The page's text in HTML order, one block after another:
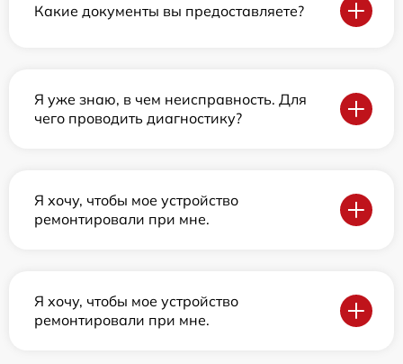
Какие документы вы предоставляете?
Я уже знаю, в чем неисправность. Для
чего проводить диагностику?
Я хочу, чтобы мое устройство
ремонтировали при мне.
Я хочу, чтобы мое устройство
ремонтировали при мне.